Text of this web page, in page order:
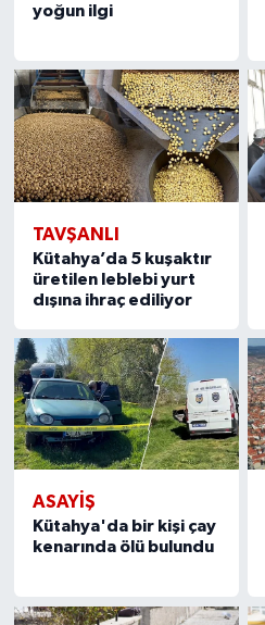
yoğun ilgi
TAVŞANLI
Kütahya’da 5 kuşaktır
üretilen leblebi yurt
dışına ihraç ediliyor
ASAYIŞ
Kütahya'da bir kişi çay
kenarında ölü bulundu